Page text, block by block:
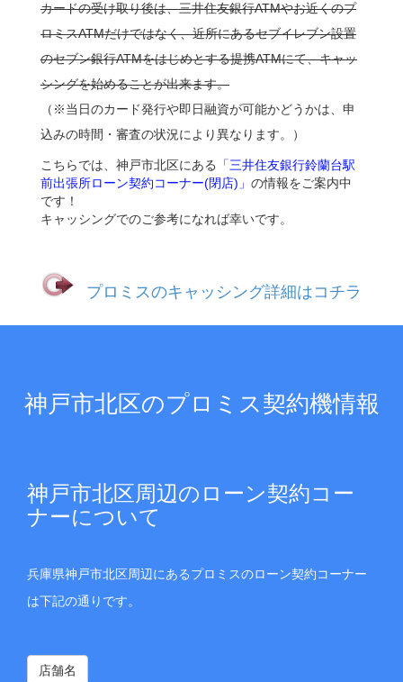
カードの受け取り後は、三井住友銀行ATMやお近くのプ
ロミスATMだけではなく、近所にあるセブイレブン設置
のセブン銀行ATMをはじめとする提携ATMにて、キャッ
シングを始めることが出来ます。
（※当日のカード発行や即日融資が可能かどうかは、申
込みの時間・審査の状況により異なります。）
こちらでは、神戸市北区にある
「三井住友銀行鈴蘭台駅
前出張所ローン契約コーナー(閉店)」 の情報をご案内中
です！
キャッシングでのご参考になれば幸いです。
プロミスのキャッシング詳細はコチラ
神戸市北区のプロミス契約機情報
神戸市北区周辺のローン契約コー
ナーについて
兵庫県神戸市北区周辺にあるプロミスのローン契約コーナー
は下記の通りです。
店舗名